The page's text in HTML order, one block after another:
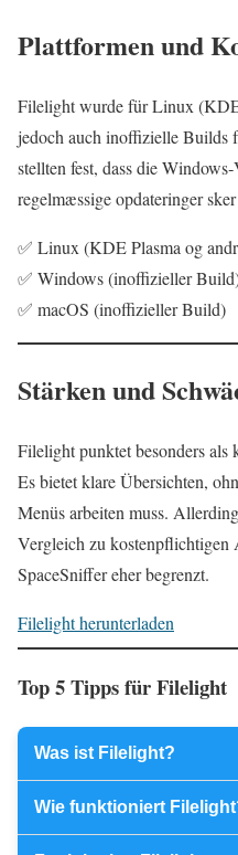
Plattformen und
Filelight wurde für Linux
jedoch auch inoffizielle Builds
stellten fest, dass die
regelmæssige opdateringer
✅ Linux (KDE Plasma og
✅ Windows (inoffizieller
✅ macOS (inoffizieller Build)
Stärken und
Filelight punktet besonders als
Es bietet klare Übersichten,
Menüs arbeiten muss.
Vergleich zu
SpaceSniffer eher begrenzt.
Filelight herunterladen
Top 5 Tipps für Filelight
Was ist Filelight?
Wie funktioniert